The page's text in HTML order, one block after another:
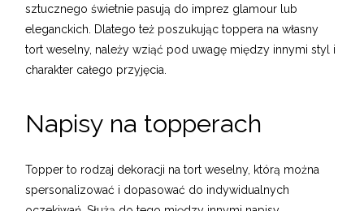
sztucznego świetnie pasują do imprez glamour lub
eleganckich. Dlatego też poszukując toppera na własny
tort weselny, należy wziąć pod uwagę między innymi styl i
charakter całego przyjęcia.
Napisy na topperach
Topper to rodzaj dekoracji na tort weselny, którą można
spersonalizować i dopasować do indywidualnych